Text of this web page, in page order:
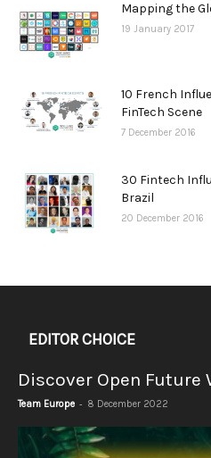
Mapping the
19 January 2017
10 French
FinTech Scene
7 December 2016
30 Fintech
Brazil
20 December 2016
EDITOR CHOICE
Discover Open Future
Team Europe - 8 December 2022